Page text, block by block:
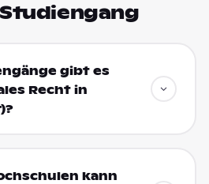
gibt es
Recht in
kann